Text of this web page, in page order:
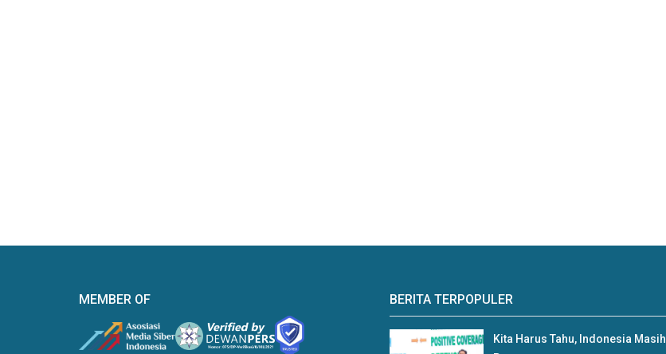
MEMBER OF BERITA TERPOPULER
Kita Harus Tahu, Indonesia Masih